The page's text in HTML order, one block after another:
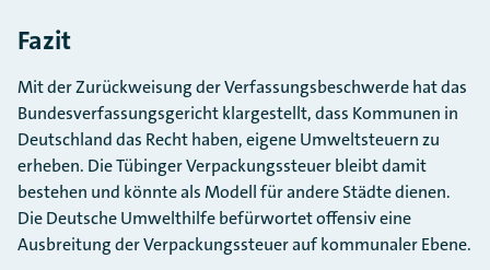
Fazit
Mit der Zurückweisung der Verfassungsbeschwerde hat das
Bundesverfassungsgericht klargestellt, dass Kommunen in
Deutschland das Recht haben, eigene Umweltsteuern zu
erheben. Die Tübinger Verpackungssteuer bleibt damit
bestehen und könnte als Modell für andere Städte dienen.
Die Deutsche Umwelthilfe befürwortet offensiv eine
Ausbreitung der Verpackungssteuer auf kommunaler Ebene.